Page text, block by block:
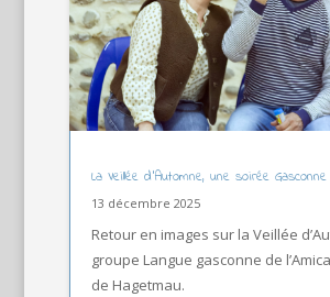
La Veillée d’Automne, une soirée Gasconne
13 décembre 2025
Retour en images sur la Veillée
groupe Langue gasconne de
de Hagetmau.